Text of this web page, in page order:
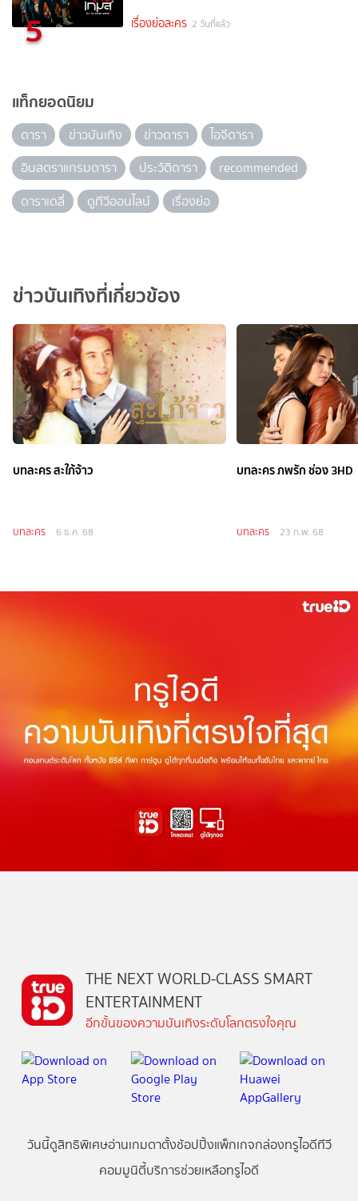
5 เรื่องย่อละคร 2 วันที่แล้ว
แท็กยอดนิยม
ดารา ข่าวบันเทิง ข่าวดารา
ไอจีดารา
อินสตราแกรมดารา
ประวัติดารา
recommended
ดาราเดลี่
ดูทีวีออนไลน์ เรื่องย่อ
ข่าวบันเทิงที่เกี่ยวข้อง
บทละคร สะใภ้จ้าว
บทละคร 6 ธ.ค. 68
บทละคร ภพรัก ช่อง 3HD
บทละคร 23 ก.พ. 68
THE NEXT WORLD-CLASS SMART
ENTERTAINMENT
อีกขั้นของความบันเทิงระดับโลกตรงใจคุณ
วันนี้ดูสิทธิพิเศษอ่านเกมตาตั้งช้อปปิ้งแพ็กเกจกล่องทรูไอดีทีวี
คอมมูนิตี้บริการช่วยเหลือทรูไอดี